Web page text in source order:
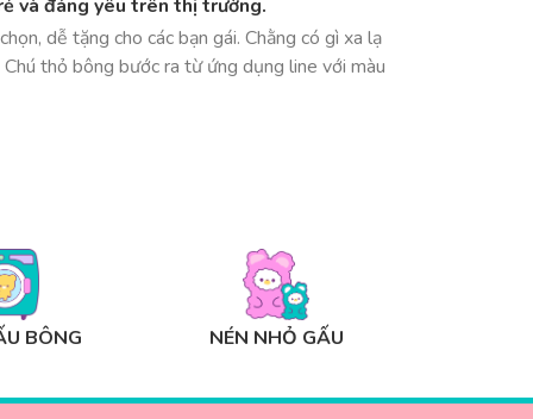
và đáng yêu trên thị trường.
dễ tặng cho các bạn gái. Chằng có gì xa lạ
thỏ bông bước ra từ ứng dụng line với màu
BÔNG NÉN NHỎ GẤU